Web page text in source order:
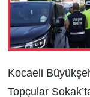
Kocaeli
Topçular